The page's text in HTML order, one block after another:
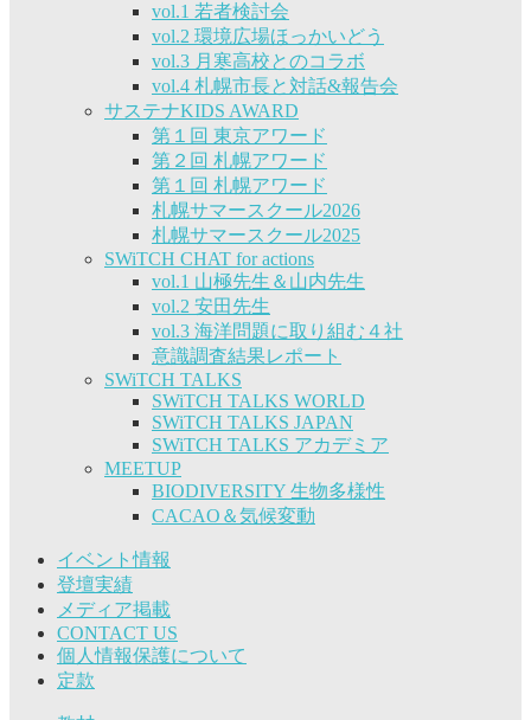
vol.1 若者検討会
vol.2 環境広場ほっかいどう
vol.3 月寒高校とのコラボ
vol.4 札幌市長と対話&報告会
サステナKIDS AWARD
第１回 東京アワード
第２回 札幌アワード
第１回 札幌アワード
札幌サマースクール2026
札幌サマースクール2025
SWiTCH CHAT for actions
vol.1 山極先生＆山内先生
vol.2 安田先生
vol.3 海洋問題に取り組む４社
意識調査結果レポート
SWiTCH TALKS
SWiTCH TALKS WORLD
SWiTCH TALKS JAPAN
SWiTCH TALKS アカデミア
MEETUP
BIODIVERSITY 生物多様性
CACAO＆気候変動
イベント情報
登壇実績
メディア掲載
CONTACT US
個人情報保護について
定款